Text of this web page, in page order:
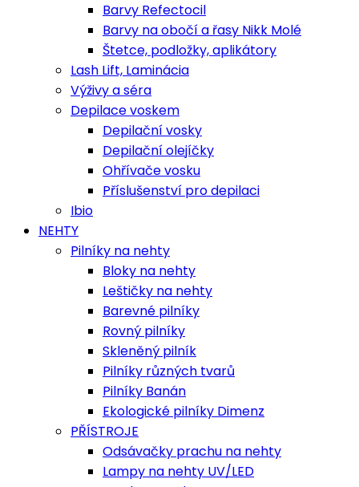
Barvy Refectocil
Barvy na obočí a řasy Nikk Molé
Štetce, podložky, aplikátory
Lash Lift, Laminácia
Výživy a séra
Depilace voskem
Depilační vosky
Depilační olejíčky
Ohřívače vosku
Příslušenství pro depilaci
Ibio
NEHTY
Pilníky na nehty
Bloky na nehty
Leštičky na nehty
Barevné pilníky
Rovný pilníky
Skleněný pilník
Pilníky různých tvarů
Pilníky Banán
Ekologické pilníky Dimenz
PŘÍSTROJE
Odsávačky prachu na nehty
Lampy na nehty UV/LED